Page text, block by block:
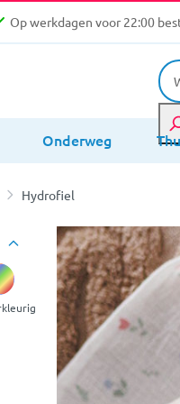
Op werkdagen voor 22:00
Onderweg
Hydrofiel